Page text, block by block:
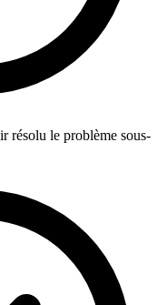
résolu le problème sous-